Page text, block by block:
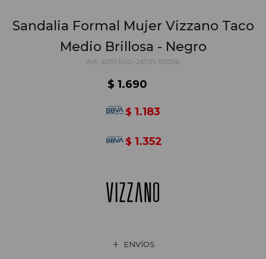
Sandalia Formal Mujer Vizzano Taco
Medio Brillosa - Negro
6291.900-26721-151056
$ 1.690
$ 1.183
$ 1.352
ENVÍOS